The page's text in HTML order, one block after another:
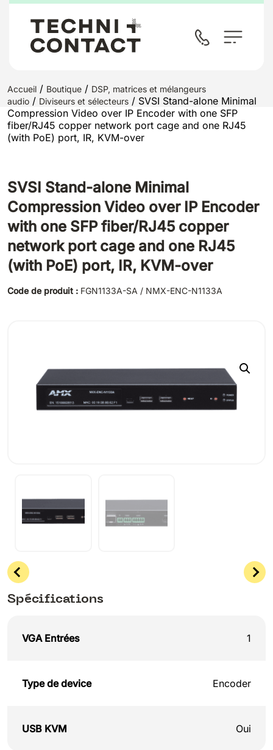
Accueil / Boutique / DSP, matrices et mélangeurs
audio / Diviseurs et sélecteurs / SVSI Stand-alone Minimal
Compression Video over IP Encoder with one SFP
fiber/RJ45 copper network port cage and one RJ45
(with PoE) port, IR, KVM-over
SVSI Stand-alone Minimal
Compression Video over IP Encoder
with one SFP fiber/RJ45 copper
network port cage and one RJ45
(with PoE) port, IR, KVM-over
Code de produit : FGN1133A-SA / NMX-ENC-N1133A
Spécifications
VGA Entrées 1
Type de device Encoder
USB KVM Oui